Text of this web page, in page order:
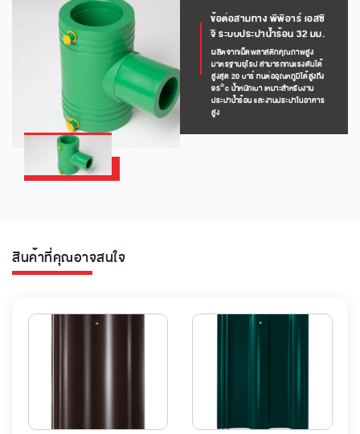
ข้อต่อสามทาง พีพีอาร์ เอสซี
จี ระบบประปาน้ำร้อน 32 มม.
ผลิตจากเม็ดพลาสติกคุณภาพสูง
มาตรฐานยุโรป สามารถทนแรงดันได้
สูงสุด 20 บาร์ ทนต่ออุณหภูมิได้สูงถึง
95°c น้ำหนักเบา เหมาะสำหรับงาน
ประปาน้ำร้อน และงานประปาในอาคาร
สูง
สินค้าที่คุณอาจสนใจ